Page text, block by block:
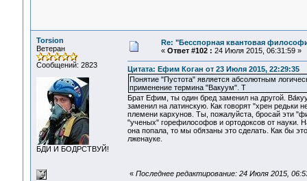
Torsion
Ветеран
Сообщений: 2823
БДИ И БОДРСТВУЙ!
Re: "Бесспорная квантовая
« Ответ #102 : 24 Июля 2015, 06:31:59 »
Цитата: Ефим Коган от 23 Июля 2015, 22:29:35
Понятие "Пустота" является абсолютным
применение термина "Вакуум". Т
Брат Ефим, ты один бред заменил на другой.
заменил на латинскую. Как говорят "хрен
племени кархунов. Ты, пожалуйста, бросай эти
"ученых" горефилософов и ортодоксов от
она попала, то мы обязаны это сделать. Как бы
лженауке.
« Последнее редактирование: 24 Июля 2015,